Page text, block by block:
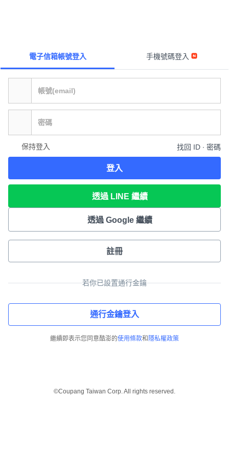
電子信箱帳號登入 手機號碼登入
保持登入 找回 ID ∙ 密碼
登入
透過 LINE 繼續
透過 Google 繼續
註冊
若你已設置通行金鑰
通行金鑰登入
繼續即表示您同意酷澎的使用條款和 隱私權政策
©Coupang Taiwan Corp. All rights reserved.